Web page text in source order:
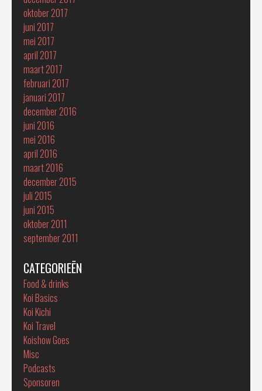
oktober 2017
juni 2017
mei 2017
april 2017
maart 2017
februari 2017
januari 2017
december 2016
juni 2016
mei 2016
april 2016
maart 2016
december 2015
juli 2015
juni 2015
oktober 2011
september 2011
CATEGORIEËN
Food & drinks
Koi Basics
Koi Kichi
Koi Travel
Koishow Goes
Misc
Podcasts
Sponsoren